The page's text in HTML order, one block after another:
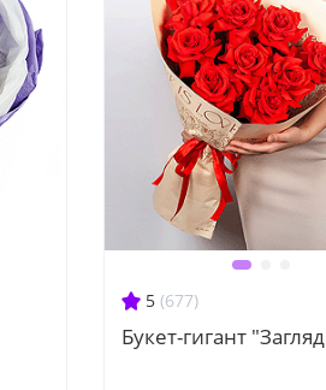
5 (677)
Букет-гигант